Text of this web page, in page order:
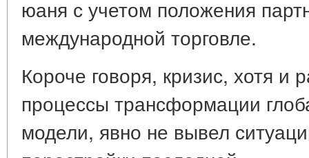
юаня с учетом положения
международной торговле.
Короче говоря, кризис, хотя и
процессы трансформации
модели, явно не вывел